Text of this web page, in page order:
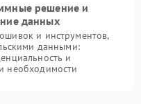
решение и
данных
и инструментов,
данными:
и
необходимости